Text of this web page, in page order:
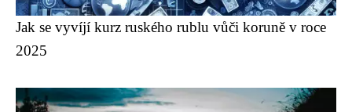
Jak se vyvíjí kurz ruského rublu vůči koruně v roce
2025